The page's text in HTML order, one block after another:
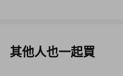
其他人也一起買